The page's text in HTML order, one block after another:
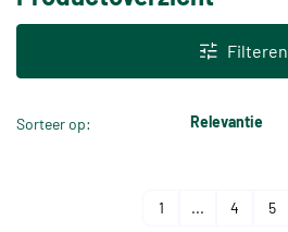
Filteren
Sorteer op: Relevantie
1 ... 4 5